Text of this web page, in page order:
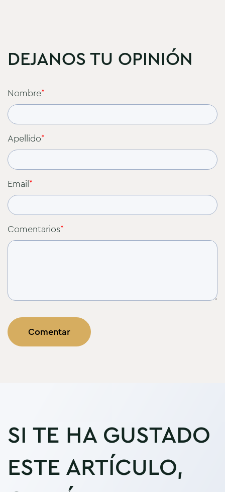
DEJANOS TU OPINIÓN
Nombre*
Apellido*
Email*
Comentarios*
SI TE HA GUSTADO
ESTE ARTÍCULO,